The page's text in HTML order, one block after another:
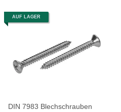
AUF LAGER
DIN 7983 Blechschrauben